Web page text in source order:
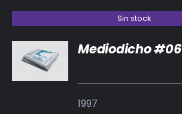
Sin stock
DETALLES
Mediodicho #06
1997